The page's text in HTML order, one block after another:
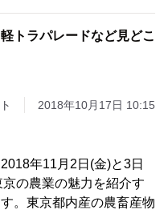
トラパレードなど見どこ
2018年10月17日 10:15
年11月2日(金)と3日
の農業の魅力を紹介す
。東京都内産の農畜産物